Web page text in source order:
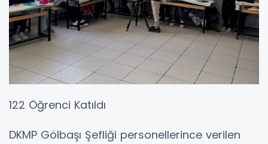
122 Öğrenci Katıldı
DKMP Gölbaşı Şefliği personellerince verilen